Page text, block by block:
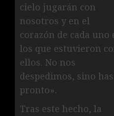
cielo jugarán con
nosotros y en el
corazón de cada uno
los que estuvieron
ellos. No nos
despedimos, sino
pronto».
Tras este hecho, la